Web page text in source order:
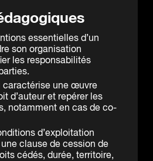
essentielles d’un
son organisation
les responsabilités
caractérise une œuvre
d’auteur et repérer les
notamment en cas de co-
d’exploitation
clause de cession de
cédés, durée, territoire,